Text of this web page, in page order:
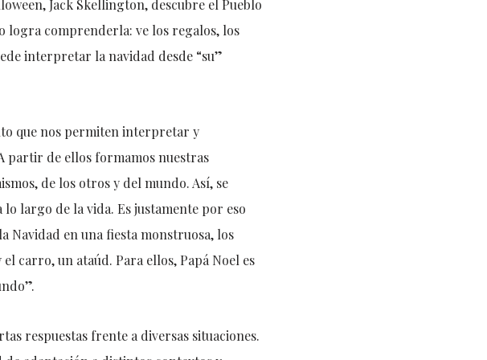
Jack Skellington, descubre el Pueblo
logra comprenderla: ve los regalos, los
interpretar la navidad desde “su”
que nos permiten interpretar y
partir de ellos formamos nuestras
de los otros y del mundo. Así, se
largo de la vida. Es justamente por eso
Navidad en una fiesta monstruosa, los
carro, un ataúd. Para ellos, Papá Noel es
respuestas frente a diversas situaciones.